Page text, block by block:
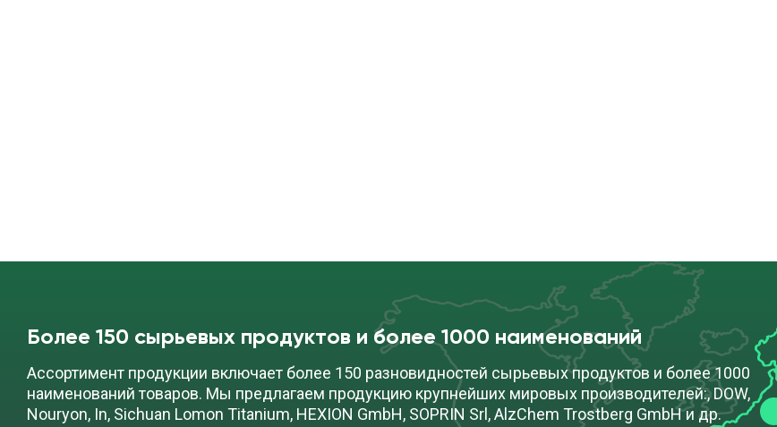
Более 150 сырьевых продуктов и более 1000 наименований
Ассортимент продукции включает более 150 разновидностей сырьевых продуктов и более 1000
наименований товаров. Мы предлагаем продукцию крупнейших мировых производителей:, DOW,
Nouryon, In, Sichuan Lomon Titanium, HEXION GmbH, SOPRIN Srl, AlzChem Trostberg GmbH и др.